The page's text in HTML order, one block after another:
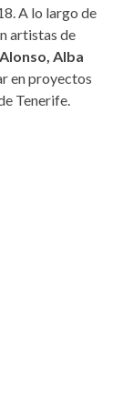
A lo largo de
artistas de
Alba
en proyectos
Tenerife.